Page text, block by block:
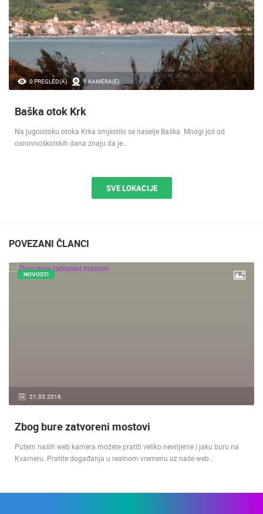
0 PREGLED(A) 1 KAMERA(E)
Baška otok Krk
Na jugoistoku otoka Krka smjestilo se naselje Baška. Mnogi još od
osnovnoškolskih dana znaju da je…
SVE LOKACIJE
POVEZANI ČLANCI
21.03.2018.
NOVOSTI
Zbog bure zatvoreni mostovi
Putem naših web kamera možete pratiti veliko nevrijeme i jaku buru na
Kvarneru. Pratite događanja u realnom vremenu uz naše web…